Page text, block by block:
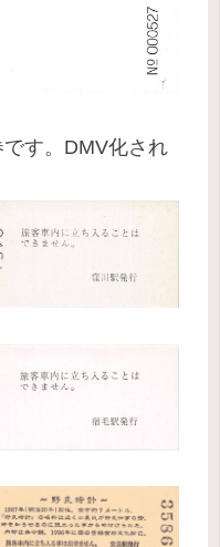
す。DMV化され